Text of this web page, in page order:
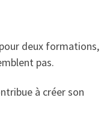
deux formations,
pas.
à créer son